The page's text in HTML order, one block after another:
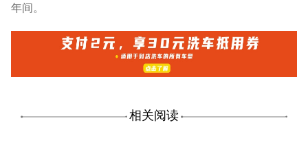
年间。
相关阅读